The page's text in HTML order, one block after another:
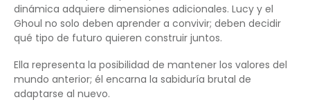
dinámica adquiere dimensiones adicionales. Lucy y el
Ghoul no solo deben aprender a convivir; deben decidir
qué tipo de futuro quieren construir juntos.
Ella representa la posibilidad de mantener los valores del
mundo anterior; él encarna la sabiduría brutal de
adaptarse al nuevo.